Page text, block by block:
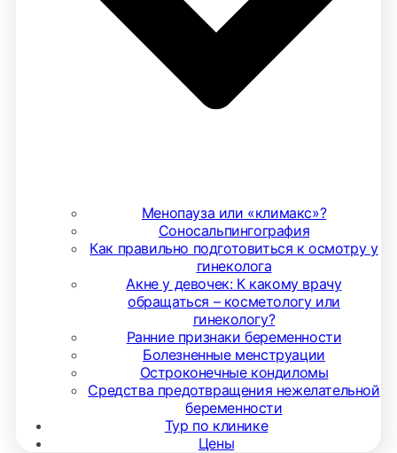
Менопауза или «климакс»?
Соносальпингография
Как правильно подготовиться к осмотру у
гинеколога
Акне у девочек: К какому врачу
обращаться – косметологу или
гинекологу?
Ранние признаки беременности
Болезненные менструации
Остроконечные кондиломы
Средства предотвращения нежелательной
беременности
Тур по клинике
Цены